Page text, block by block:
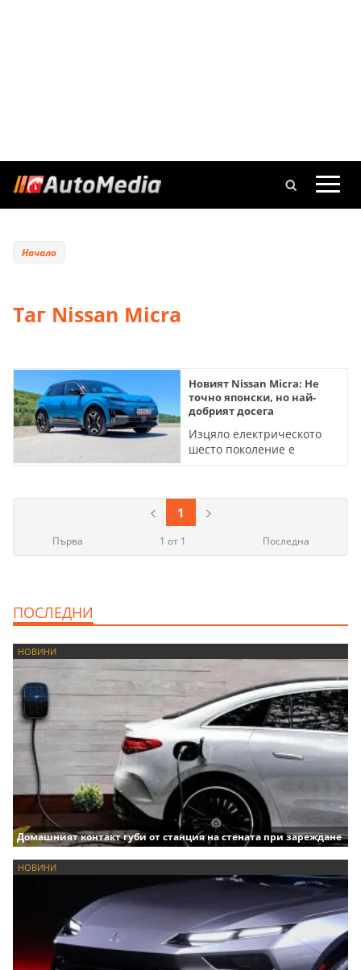
Начало
Таг Nissan Micra
Новият Nissan Micra: Не
точно японски, но най-
добрият досега
Изцяло електрическото
шесто поколение е
каране (ВИДЕО)
1 от 1 Последна
1
Първа
ПОСЛЕДНИ
НОВИНИ
Домашният контакт губи от станция на стената при зареждане
НОВИНИ